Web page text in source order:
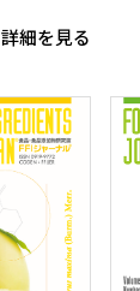
詳細を見る